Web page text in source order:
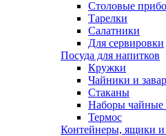
Столовые
Тарелки
Салатники
Для сервировки
Посуда для напитков
Кружки
Чайники и
Стаканы
Наборы чайные
Термос
Контейнеры, ящики и